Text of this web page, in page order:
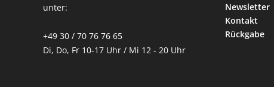
unter:
+49 30 / 70 76 76 65
Di, Do, Fr 10-17 Uhr / Mi 12 - 20 Uhr
Newsletter
Kontakt
Rückgabe